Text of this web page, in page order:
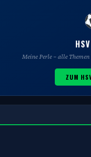
Meine Perle – alle
ZUM